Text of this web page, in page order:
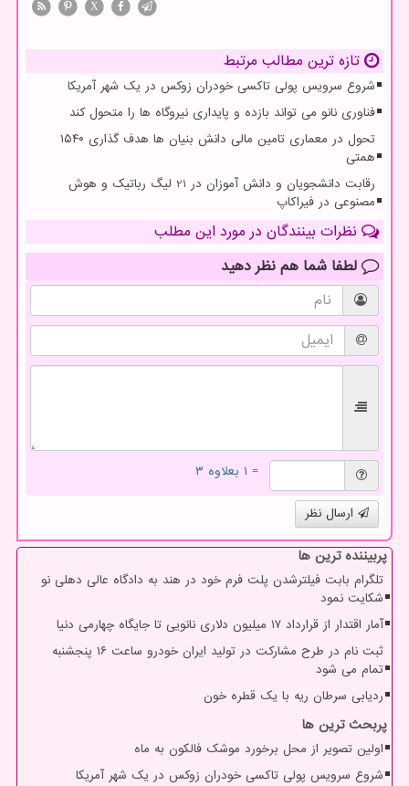
X
تازه ترین مطالب مرتبط
شروع سرویس پولی تاکسی خودران زوکس در یک شهر آمریکا
فناوری نانو می تواند بازده و پایداری نیروگاه ها را متحول کند
تحول در معماری تامین مالی دانش بنیان ها هدف گذاری ۱۵۴۰
همتی
رقابت دانشجویان و دانش آموزان در 21 لیگ رباتیک و هوش
مصنوعی در فیراکاپ
نظرات بینندگان در مورد این مطلب
لطفا شما هم نظر دهید
= ۱ بعلاوه ۳
ارسال نظر
پربیننده ترین ها
تلگرام بابت فیلترشدن پلت فرم خود در هند به دادگاه عالی دهلی نو
شکایت نمود
آمار اقتدار از قرارداد ۱۷ میلیون دلاری نانویی تا جایگاه چهارمی دنیا
ثبت نام در طرح مشارکت در تولید ایران خودرو ساعت ۱۶ پنجشنبه
تمام می شود
ردیابی سرطان ریه با یک قطره خون
پربحث ترین ها
اولین تصویر از محل برخورد موشک فالکون به ماه
شروع سرویس پولی تاکسی خودران زوکس در یک شهر آمریکا